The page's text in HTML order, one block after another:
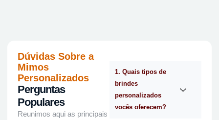
Dúvidas Sobre a
Mimos
Personalizados
Perguntas
Populares
Reunimos aqui as principais
1. Quais tipos de
brindes
personalizados
vocês oferecem?